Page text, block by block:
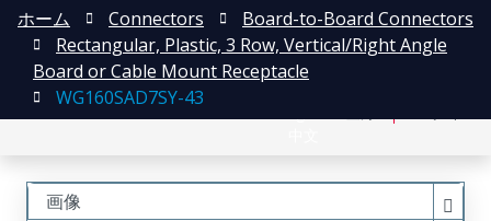
ホーム Connectors
Board-to-Board Connectors
Rectangular, Plastic, 3 Row, Vertical/Right Angle
Board or Cable Mount Receptacle
WG160SAD7SY-43
画像